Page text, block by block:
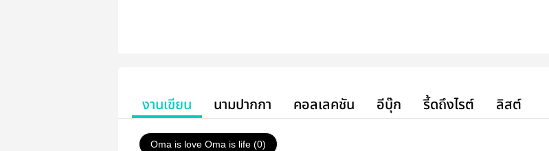
งานเขียน นามปากกา คอลเลคชัน อีบุ๊ก รี้ดถึงไรต์ ลิสต์
Oma is love Oma is life (0)